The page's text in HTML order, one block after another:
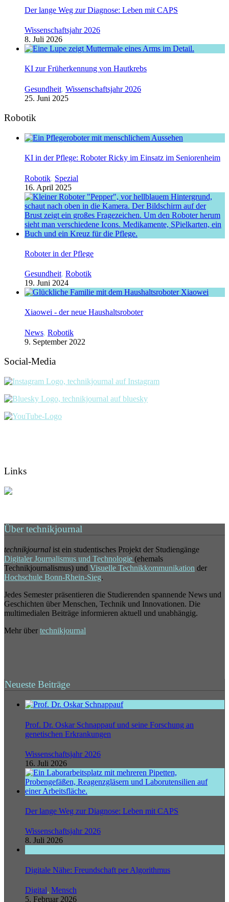
Der lange Weg zur Diagnose: Leben mit CAPS
Wissenschaftsjahr 2026
8. Juli 2026
KI zur Früherkennung von Hautkrebs
Gesundheit, Wissenschaftsjahr 2026
25. Juni 2025
Robotik
KI in der Pflege: Roboter Ricky im Einsatz im Seniorenheim
Robotik, Spezial
16. April 2025
Roboter in der Pflege
Gesundheit, Robotik
19. Juni 2024
Xiaowei - der neue Haushaltsroboter
News, Robotik
9. September 2022
Social-Media
Links
Über technikjournal
technikjournal ist ein studentisches Projekt der Studiengänge
Digitaler Journalismus und Technologie (ehemals
Technikjournalismus) und Visuelle Technikkommunikation der
Hochschule Bonn-Rhein-Sieg.
Jedes Semester präsentieren die Studierenden spannende News und
Geschichten über Menschen, Technik und Innovationen. Die
multimedialen Beiträge informieren aktuell und unabhängig.
Mehr über technikjournal
Neueste Beiträge
Prof. Dr. Oskar Schnappauf und seine Forschung an
genetischen Erkrankungen
Wissenschaftsjahr 2026
16. Juli 2026
Der lange Weg zur Diagnose: Leben mit CAPS
Wissenschaftsjahr 2026
8. Juli 2026
Digitale Nähe: Freundschaft per Algorithmus
Digital, Mensch
5. Februar 2026